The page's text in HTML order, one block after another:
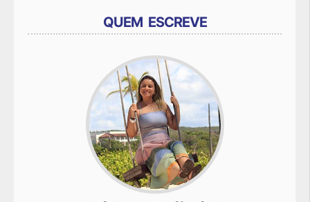
QUEM ESCREVE